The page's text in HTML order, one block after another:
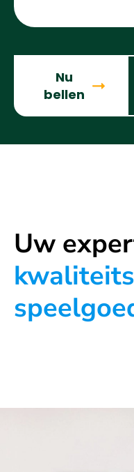
Nu
bellen
Uw